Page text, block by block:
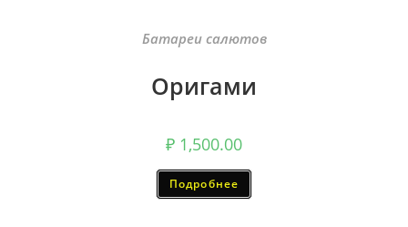
Батареи салютов
Оригами
₽ 1,500.00
Подробнее